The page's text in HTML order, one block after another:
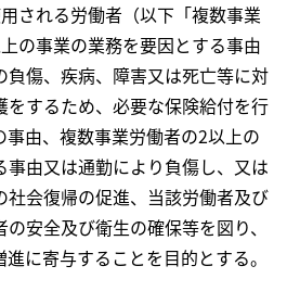
される労働者（以下「複数事業
の事業の業務を要因とする事由
負傷、疾病、障害又は死亡等に対
をするため、必要な保険給付を行
事由、複数事業労働者の2以上の
由又は通勤により負傷し、又は
会復帰の促進、当該労働者及び
安全及び衛生の確保等を図り、
に寄与することを目的とする。